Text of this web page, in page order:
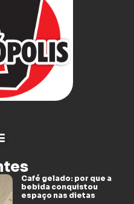
Café gelado: por que a
bebida conquistou
espaço nas dietas